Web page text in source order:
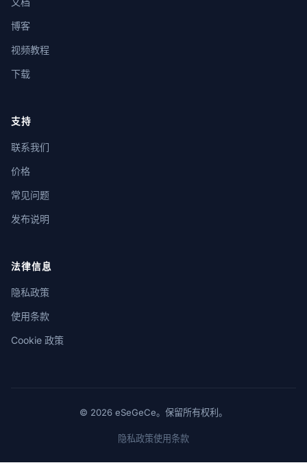
博客
视频教程
下载
支持
联系我们
价格
常见问题
发布说明
法律信息
隐私政策
使用条款
Cookie 政策
© 2026 eSeGeCe。保留所有权利。
隐私政策使用条款